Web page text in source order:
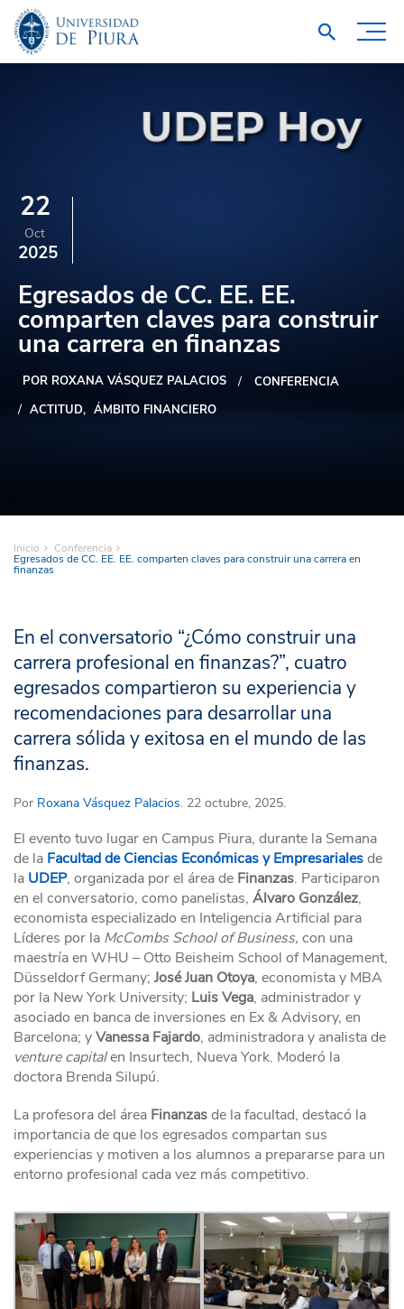
22
Oct
2025
Egresados de CC. EE. EE.
comparten claves para construir
una carrera en finanzas
POR ROXANA VÁSQUEZ PALACIOS
CONFERENCIA
ACTITUD
ÁMBITO FINANCIERO
Inicio Conferencia
Egresados de CC. EE. EE. comparten claves para construir una carrera en
finanzas
En el conversatorio “¿Cómo construir una
carrera profesional en finanzas?”, cuatro
egresados compartieron su experiencia y
recomendaciones para desarrollar una
carrera sólida y exitosa en el mundo de las
finanzas.
Por Roxana Vásquez Palacios. 22 octubre, 2025.
El evento tuvo lugar en Campus Piura, durante la Semana
de la Facultad de Ciencias Económicas y Empresarialesde
la UDEP, organizada por el área de Finanzas. Participaron
en el conversatorio, como panelistas, Álvaro González,
economista especializado en Inteligencia Artificial para
Líderes por la McCombs School of Business, con una
maestría en WHU – Otto Beisheim School of Management,
Düsseldorf Germany; José Juan Otoya, economista y MBA
por la New York University; Luis Vega, administrador y
asociado en banca de inversiones en Ex & Advisory, en
Barcelona; yVanessa Fajardo, administradora y analista de
venture capitalen Insurtech, Nueva York. Moderó la
doctora Brenda Silupú.
La profesora del área Finanzasde la facultad, destacó la
importancia de que los egresados compartan sus
experiencias y motiven a los alumnos a prepararse para un
entorno profesional cada vez más competitivo.